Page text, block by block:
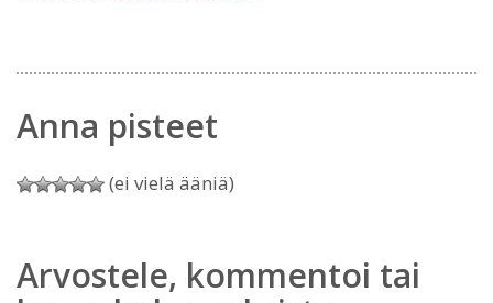
Anna pisteet
(ei vielä ääniä)
Arvostele, kommentoi tai